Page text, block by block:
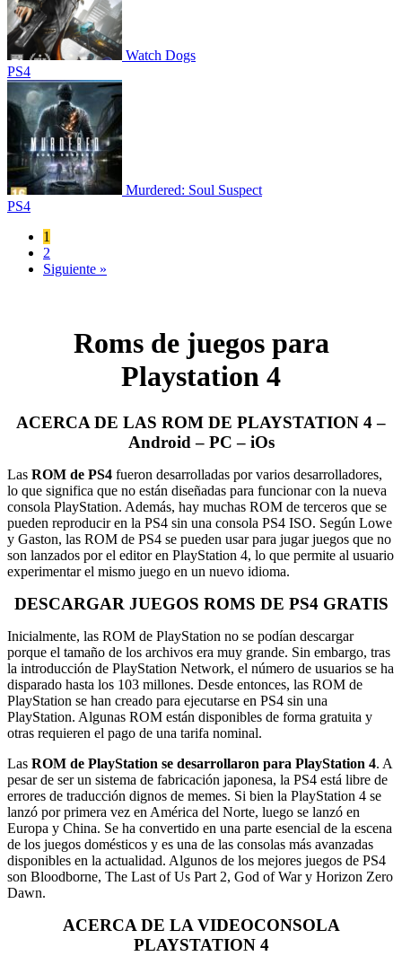
Watch Dogs
PS4
Murdered: Soul Suspect
PS4
1
2
Siguiente »
Roms de juegos para
Playstation 4
ACERCA DE LAS ROM DE PLAYSTATION 4 –
Android – PC – iOs
Las ROM de PS4 fueron desarrolladas por varios desarrolladores,
lo que significa que no están diseñadas para funcionar con la nueva
consola PlayStation. Además, hay muchas ROM de terceros que se
pueden reproducir en la PS4 sin una consola PS4 ISO. Según Lowe
y Gaston, las ROM de PS4 se pueden usar para jugar juegos que no
son lanzados por el editor en PlayStation 4, lo que permite al usuario
experimentar el mismo juego en un nuevo idioma.
DESCARGAR JUEGOS ROMS DE PS4 GRATIS
Inicialmente, las ROM de PlayStation no se podían descargar
porque el tamaño de los archivos era muy grande. Sin embargo, tras
la introducción de PlayStation Network, el número de usuarios se ha
disparado hasta los 103 millones. Desde entonces, las ROM de
PlayStation se han creado para ejecutarse en PS4 sin una
PlayStation. Algunas ROM están disponibles de forma gratuita y
otras requieren el pago de una tarifa nominal.
Las ROM de PlayStation se desarrollaron para PlayStation 4. A
pesar de ser un sistema de fabricación japonesa, la PS4 está libre de
errores de traducción dignos de memes. Si bien la PlayStation 4 se
lanzó por primera vez en América del Norte, luego se lanzó en
Europa y China. Se ha convertido en una parte esencial de la escena
de los juegos domésticos y es una de las consolas más avanzadas
disponibles en la actualidad. Algunos de los mejores juegos de PS4
son Bloodborne, The Last of Us Part 2, God of War y Horizon Zero
Dawn.
ACERCA DE LA VIDEOCONSOLA
PLAYSTATION 4